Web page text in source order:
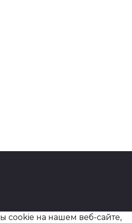
cookie на нашем веб-сайте,